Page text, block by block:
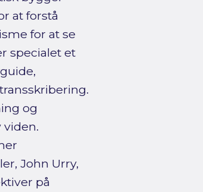
at forstå
for at se
specialet et
og
viden.
John Urry,
på